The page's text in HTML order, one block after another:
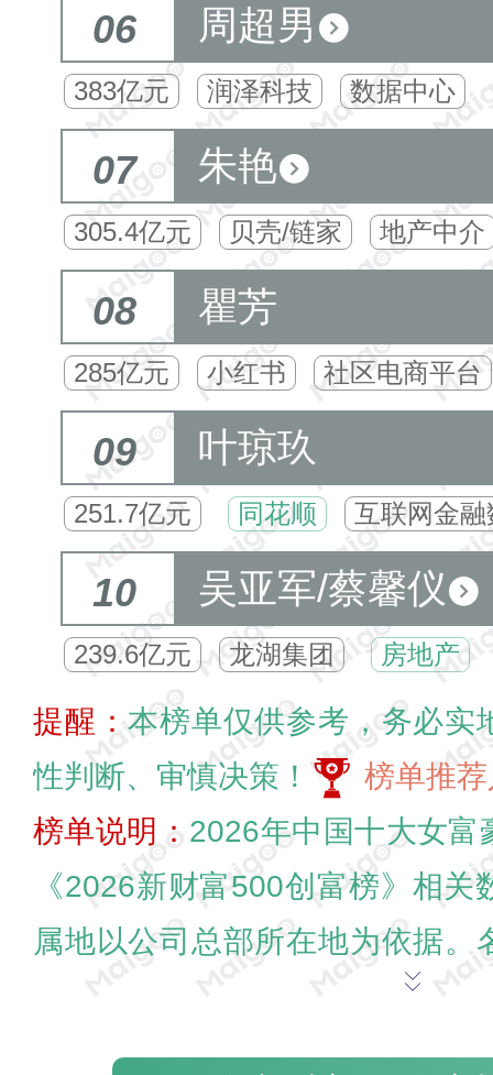
06 周超男
383亿元 润泽科技 数据中心
07 朱艳
305.4亿元 贝壳/链家 地产中介
08 瞿芳
285亿元 小红书 社区电商平台
09 叶琼玖
251.7亿元 同花顺 互联网金
10 吴亚军/蔡馨仪
239.6亿元 龙湖集团 房地产
提醒：本榜单仅供参考，务必实
性判断、审慎决策！
榜单推
榜单说明： 2026年中国十大女富
《2026新财富500创富榜》相
属地以公司总部所在地为依据。
为我喜欢的